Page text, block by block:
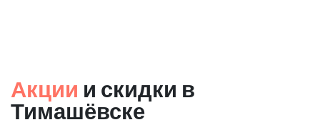
Акции и скидки в
Тимашёвске